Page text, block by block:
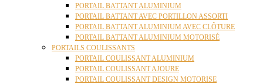
PORTAIL BATTANT ALUMINIUM
PORTAIL BATTANT AVEC PORTILLON ASSORTI
PORTAIL BATTANT ALUMINIUM AVEC CLÔTURE
PORTAIL BATTANT ALUMINIUM MOTORISÉ
PORTAILS COULISSANTS
PORTAIL COULISSANT ALUMINIUM
PORTAIL COULISSANT AJOURE
PORTAIL COULISSANT DESIGN MOTORISE